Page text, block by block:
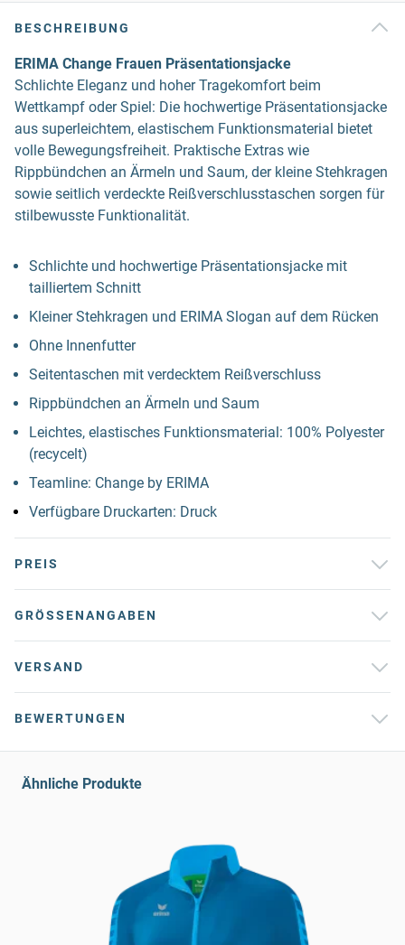
BESCHREIBUNG
ERIMA Change Frauen Präsentationsjacke
Schlichte Eleganz und hoher Tragekomfort beim
Wettkampf oder Spiel: Die hochwertige Präsentationsjacke
aus superleichtem, elastischem Funktionsmaterial bietet
volle Bewegungsfreiheit. Praktische Extras wie
Rippbündchen an Ärmeln und Saum, der kleine Stehkragen
sowie seitlich verdeckte Reißverschlusstaschen sorgen für
stilbewusste Funktionalität.
Schlichte und hochwertige Präsentationsjacke mit
tailliertem Schnitt
Kleiner Stehkragen und ERIMA Slogan auf dem Rücken
Ohne Innenfutter
Seitentaschen mit verdecktem Reißverschluss
Rippbündchen an Ärmeln und Saum
Leichtes, elastisches Funktionsmaterial: 100% Polyester
(recycelt)
Teamline: Change by ERIMA
Verfügbare Druckarten: Druck
PREIS
GRÖSSENANGABEN
VERSAND
BEWERTUNGEN
Ähnliche Produkte